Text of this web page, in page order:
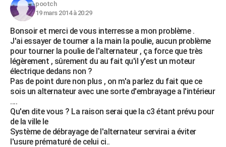
pootch
19 mars 2014 à 20:29
Bonsoir et merci de vous interresse a mon problème .
J'ai essayer de tourner a la main la poulie, aucun problème
pour tourner la poulie de l'alternateur , ça force que très
légèrement , sûrement du au fait qu'il y'est un moteur
électrique dedans non ?
Pas de point dure non plus , on m'a parlez du fait que ce
sois un alternateur avec une sorte d'embrayage a l'intérieur
....
Qu'en dite vous ? La raison serai que la c3 étant prévu pour
de la ville le
Système de débrayage de l'alternateur servirai a éviter
l'usure prématuré de celui ci..